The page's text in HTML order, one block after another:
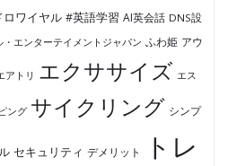
ワイヤル #英語学習 AI英会話 DNS設
・エンターテイメントジャパン ふわ姫 アウ
アトリ エクササイズ エス
ング サイクリング シンプ
セキュリティ デメリット
トレ